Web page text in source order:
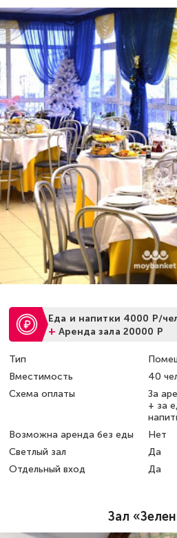
Еда и напитки 4000 Р/
+ Аренда зала 20000 Р
Тип
Вместимость
40
Схема оплаты
За
+ за
Возможна аренда без еды
Нет
Светлый зал
Да
Отдельный вход
Да
Зал